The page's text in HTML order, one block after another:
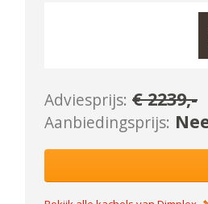
Adviesprijs: €2239,-
Aanbiedingsprijs: